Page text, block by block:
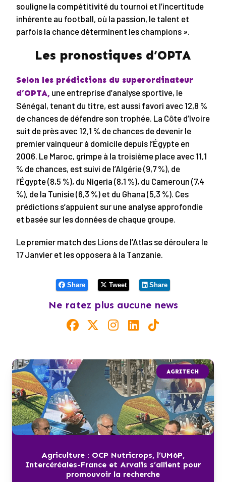
souligne la compétitivité du tournoi et l’incertitude
inhérente au football, où la passion, le talent et
parfois la chance déterminent les champions ».
Les pronostiques d’OPTA
Selon les prédictions du superordinateur
d’OPTA, une entreprise d’analyse sportive, le
Sénégal, tenant du titre, est aussi favori avec 12,8 %
de chances de défendre son trophée. La Côte d’Ivoire
suit de près avec 12,1 % de chances de devenir le
premier vainqueur à domicile depuis l’Égypte en
2006. Le Maroc, grimpe à la troisième place avec 11,1
% de chances, est suivi de l’Algérie (9,7 %), de
l’Égypte (8,5 %), du Nigeria (8,1 %), du Cameroun (7,4
%), de la Tunisie (6,3 %) et du Ghana (5,3 %). Ces
prédictions s’appuient sur une analyse approfondie
et basée sur les données de chaque groupe.
Le premier match des Lions de l’Atlas se déroulera le
17 Janvier et les opposera à la Tanzanie.
Share Tweet Share
Ne ratez plus aucune news
AGRITECH
Agriculture : OCP Nutricrops, l’UM6P,
Intercéréales-France et Arvalis s’allient pour
promouvoir la recherche